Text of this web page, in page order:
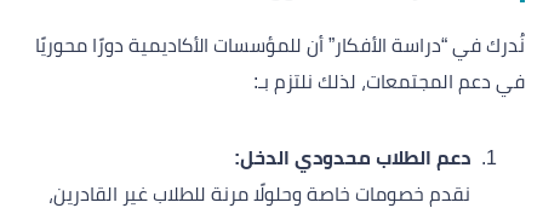
نُدرك في “دراسة الأفكار” أن للمؤسسات الأكاديمية دورًا محوريًا
في دعم المجتمعات، لذلك نلتزم بـ:
دعم الطلاب محدودي الدخل:
نقدم خصومات خاصة وحلولًا مرنة للطلاب غير القادرين،